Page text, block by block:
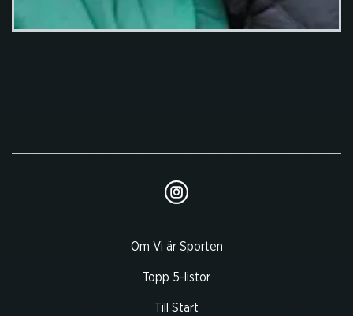
Om Vi är Sporten
Topp 5-listor
Till Start